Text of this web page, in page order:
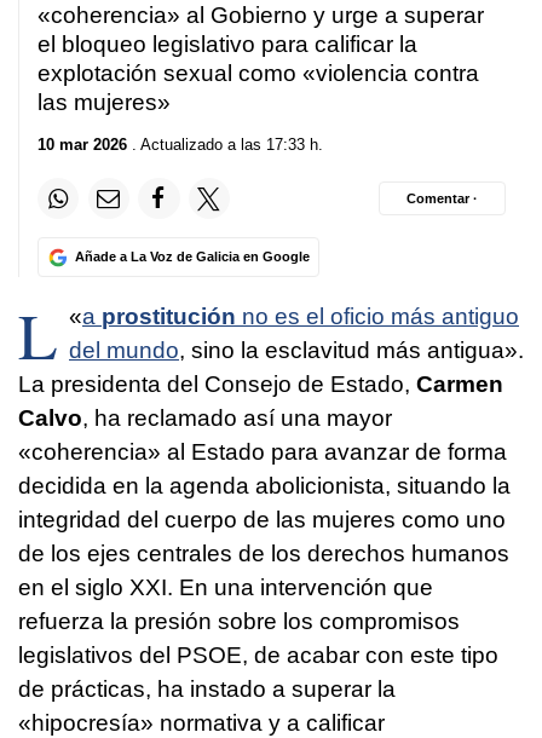
«coherencia» al Gobierno y urge a superar
el bloqueo legislativo para calificar la
explotación sexual como «violencia contra
las mujeres»
10 mar 2026 . Actualizado a las 17:33 h.
Añade a La Voz de Galicia en Google
Comentar ·
«
L a prostitución no es el oficio más antiguo
del mundo, sino la esclavitud más antigua».
La presidenta del Consejo de Estado, Carmen
Calvo, ha reclamado así una mayor
«coherencia» al Estado para avanzar de forma
decidida en la agenda abolicionista, situando la
integridad del cuerpo de las mujeres como uno
de los ejes centrales de los derechos humanos
en el siglo XXI. En una intervención que
refuerza la presión sobre los compromisos
legislativos del PSOE, de acabar con este tipo
de prácticas, ha instado a superar la
«hipocresía» normativa y a calificar